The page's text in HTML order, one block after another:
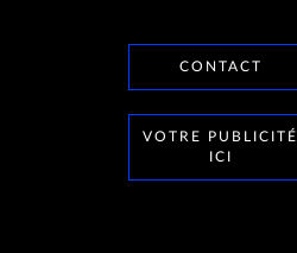
CONTACT
VOTRE PUBLICITÉ
ICI